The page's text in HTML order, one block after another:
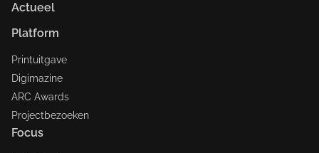
Actueel
Platform
Printuitgave
Digimazine
ARC Awards
Projectbezoeken
Focus